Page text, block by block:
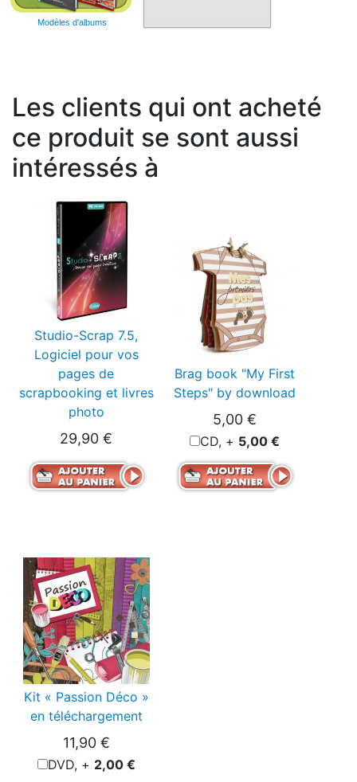
Modèles d'albums
Les clients qui ont acheté
ce produit se sont aussi
intéressés à
Studio-Scrap 7.5,
Logiciel pour vos
pages de
scrapbooking et livres
photo
29,90 €
Brag book "My First
Steps" by download
5,00 €
CD, + 5,00 €
Kit « Passion Déco »
en téléchargement
11,90 €
DVD, + 2,00 €